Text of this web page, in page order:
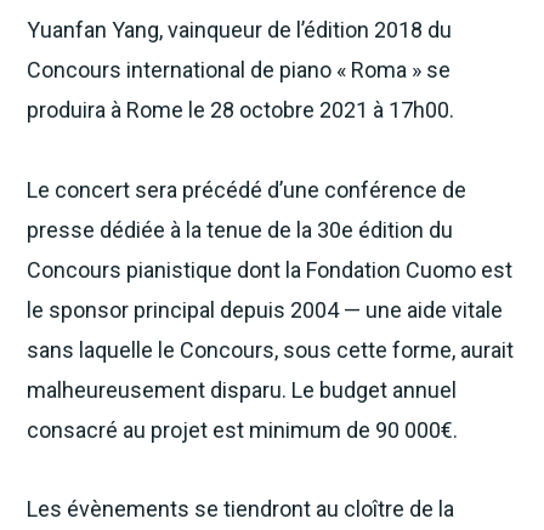
Yuanfan Yang, vainqueur de l’édition 2018 du
Concours international de piano « Roma » se
produira à Rome le 28 octobre 2021 à 17h00.
Le concert sera précédé d’une conférence de
presse dédiée à la tenue de la 30e édition du
Concours pianistique dont la Fondation Cuomo est
le sponsor principal depuis 2004 — une aide vitale
sans laquelle le Concours, sous cette forme, aurait
malheureusement disparu. Le budget annuel
consacré au projet est minimum de 90 000€.
Les évènements se tiendront au cloître de la